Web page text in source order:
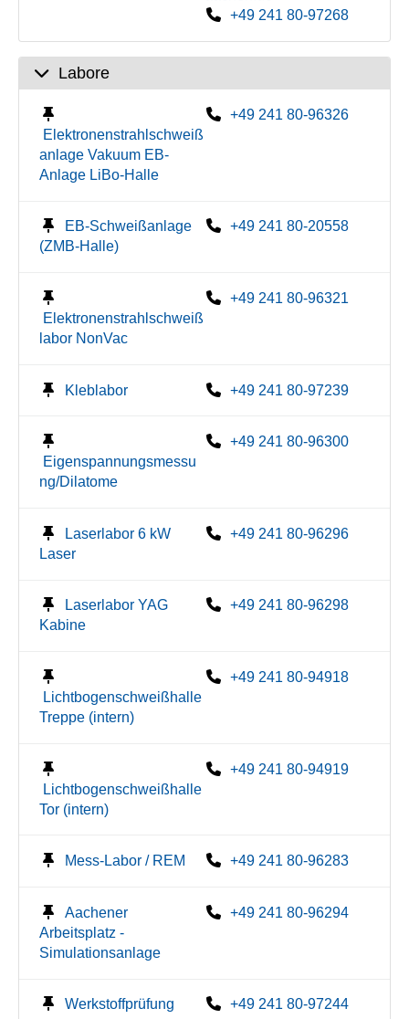
+49 241 80-97268
Labore
Elektronenstrahlschweiß
anlage Vakuum EB-
Anlage LiBo-Halle
+49 241 80-96326
EB-Schweißanlage
(ZMB-Halle)
+49 241 80-20558
Elektronenstrahlschweiß
labor NonVac
+49 241 80-96321
Kleblabor +49 241 80-97239
Eigenspannungsmessu
ng/Dilatome
+49 241 80-96300
Laserlabor 6 kW
Laser
+49 241 80-96296
Laserlabor YAG
Kabine
+49 241 80-96298
Lichtbogenschweißhalle
Treppe (intern)
+49 241 80-94918
Lichtbogenschweißhalle
Tor (intern)
+49 241 80-94919
Mess-Labor / REM +49 241 80-96283
Aachener
Arbeitsplatz -
Simulationsanlage
+49 241 80-96294
Werkstoffprüfung +49 241 80-97244